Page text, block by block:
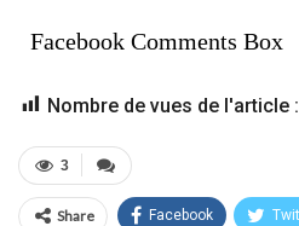
Facebook Comments Box
Nombre de vues de l'article :
3
Share Facebook